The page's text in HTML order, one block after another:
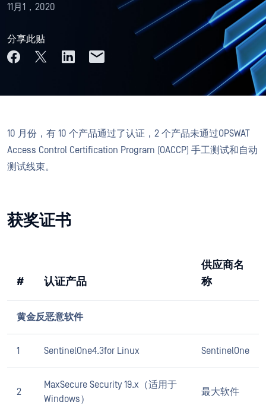
11月1，2020
分享此贴
10 月份，有 10 个产品通过了认证，2 个产品未通过OPSWAT
Access Control Certification Program (OACCP) 手工测试和自动
测试线束。
获奖证书
# 认证产品
供应商名
称
黄金反恶意软件
1 SentinelOne4.3for Linux SentinelOne
2
MaxSecure Security 19.x（适用于
Windows）
最大软件